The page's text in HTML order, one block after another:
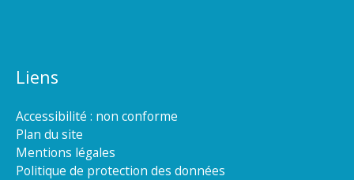
Liens
Accessibilité : non conforme
Plan du site
Mentions légales
Politique de protection des données